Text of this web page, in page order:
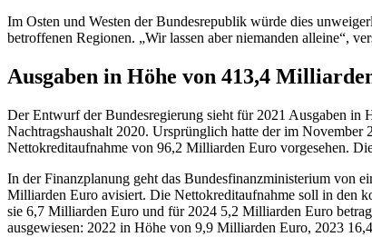
Im Osten und Westen der Bundesrepublik würde dies
betroffenen Regionen. „Wir lassen aber niemanden alleine“,
Ausgaben in Höhe von 413,4
Der Entwurf der Bundesregierung sieht für 2021 Ausgaben
Nachtragshaushalt 2020. Ursprünglich hatte der im
Nettokreditaufnahme von 96,2 Milliarden Euro vorgesehen.
In der Finanzplanung geht das Bundesfinanzministerium von
Milliarden Euro avisiert. Die Nettokreditaufnahme soll in den
sie 6,7 Milliarden Euro und für 2024 5,2 Milliarden Euro
ausgewiesen: 2022 in Höhe von 9,9 Milliarden Euro, 2023